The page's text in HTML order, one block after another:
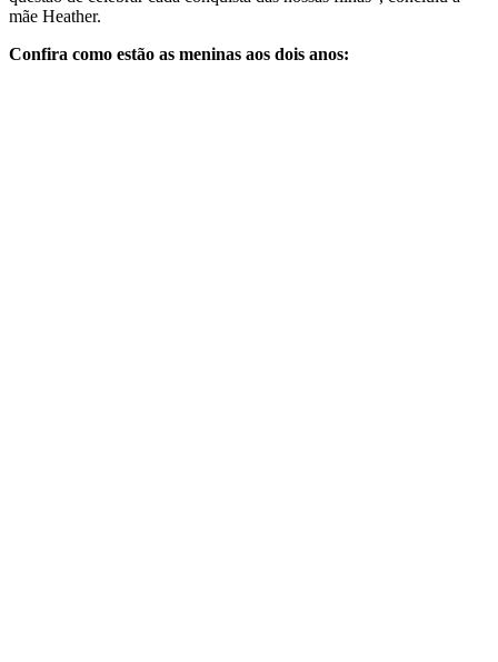
mãe Heather.
Confira como estão as meninas aos dois anos: